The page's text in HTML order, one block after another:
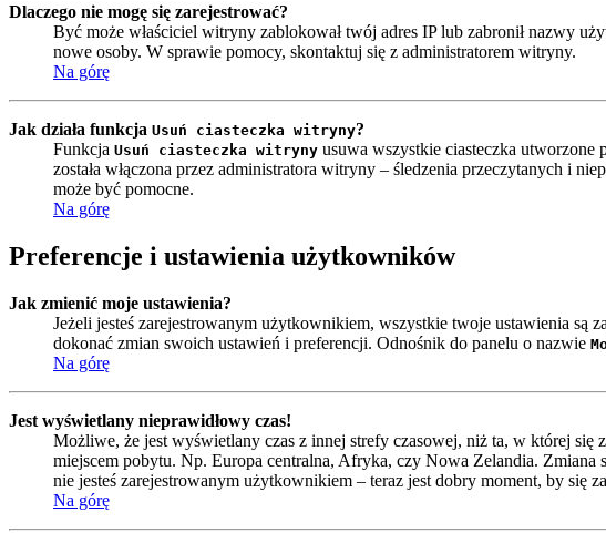
Dlaczego nie mogę się zarejestrować?
Być może właściciel witryny zablokował twój adres IP lub zabronił nazwy
nowe osoby. W sprawie pomocy, skontaktuj się z administratorem witryny.
Na górę
Jak działa funkcja Usuń ciasteczka witryny?
Funkcja Usuń ciasteczka witryny usuwa wszystkie ciasteczka
została włączona przez administratora witryny – śledzenia przeczytanych i
może być pomocne.
Na górę
Preferencje i ustawienia użytkowników
Jak zmienić moje ustawienia?
Jeżeli jesteś zarejestrowanym użytkownikiem, wszystkie twoje ustawienia
dokonać zmian swoich ustawień i preferencji. Odnośnik do panelu o nazwie
Na górę
Jest wyświetlany nieprawidłowy czas!
Możliwe, że jest wyświetlany czas z innej strefy czasowej, niż ta, w której się
miejscem pobytu. Np. Europa centralna, Afryka, czy Nowa Zelandia.
nie jesteś zarejestrowanym użytkownikiem – teraz jest dobry moment, by się
Na górę